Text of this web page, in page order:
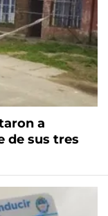
a
de sus tres